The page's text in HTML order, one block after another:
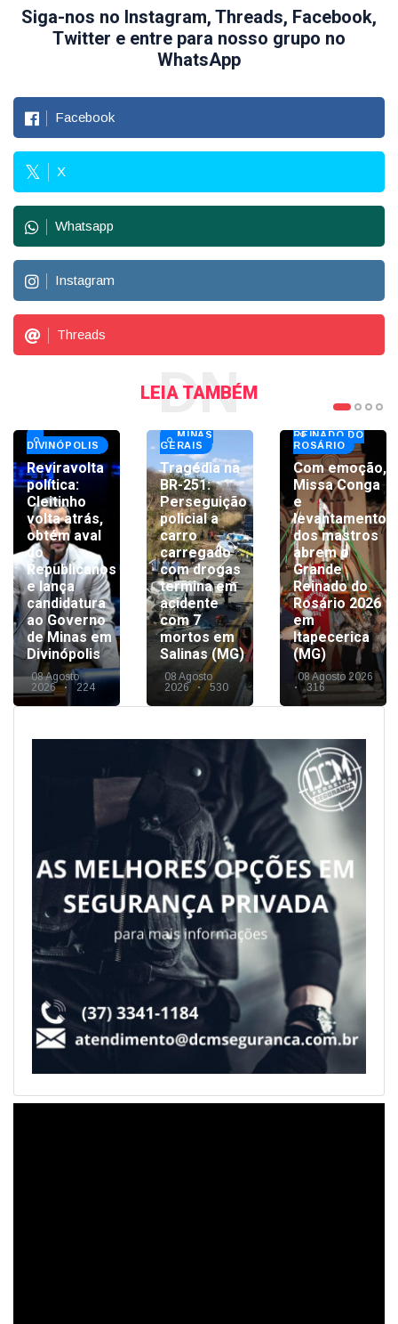
Siga-nos no Instagram, Threads, Facebook,
Twitter e entre para nosso grupo no
WhatsApp
Facebook
X
Whatsapp
Instagram
Threads
LEIA TAMBÉM
DN
DIVINÓPOLIS
Reviravolta
política:
Cleitinho
volta atrás,
obtém aval
do
Republicanos
e lança
candidatura
ao Governo
de Minas em
Divinópolis
08 Agosto
2026
224
MINAS
GERAIS
Tragédia na
BR-251:
Perseguição
policial a
carro
carregado
com drogas
termina em
acidente
com 7
mortos em
Salinas (MG)
08 Agosto
2026
530
REINADO DO
ROSÁRIO
Com emoção,
Missa Conga
e
levantamento
dos mastros
abrem o
Grande
Reinado do
Rosário 2026
em
Itapecerica
(MG)
08 Agosto 2026
316